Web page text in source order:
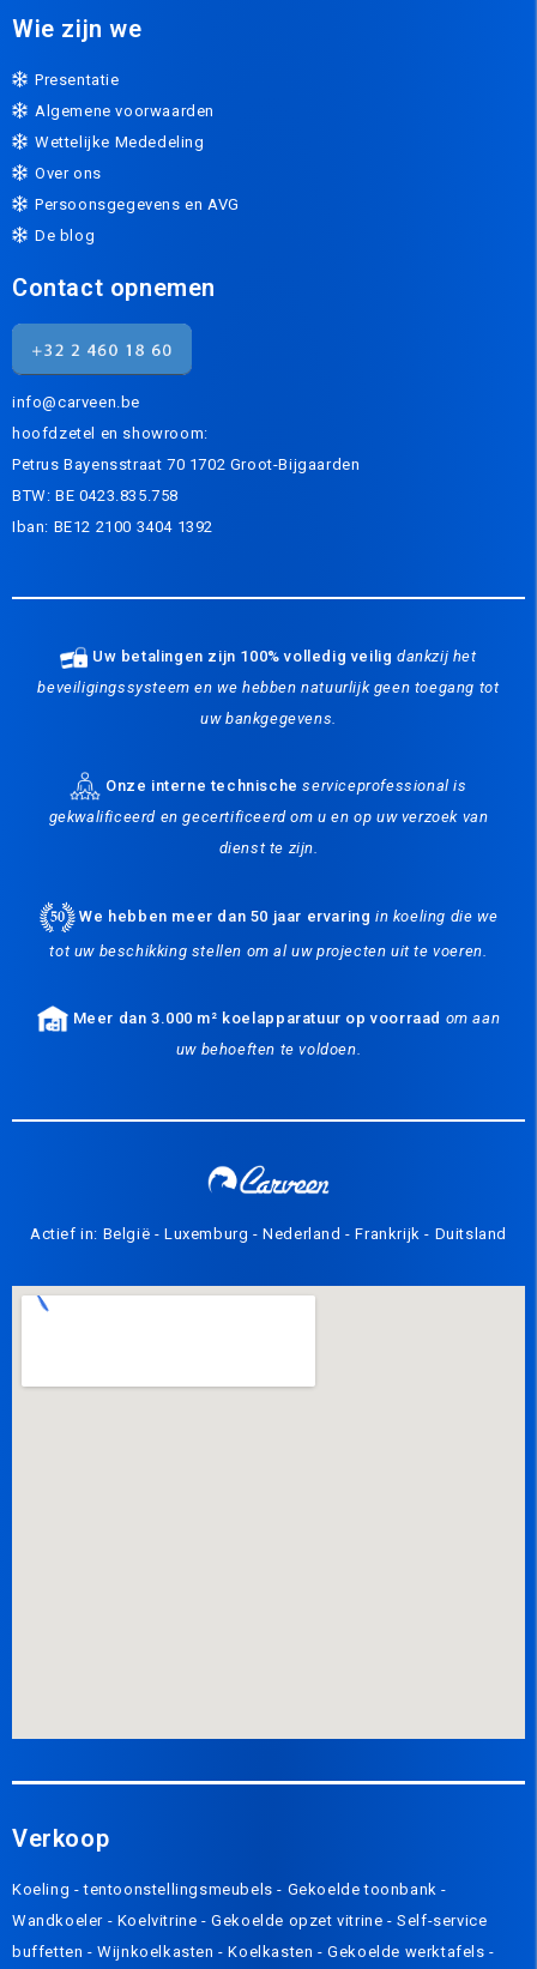
Wie zijn we
Presentatie
Algemene voorwaarden
Wettelijke Mededeling
Over ons
Persoonsgegevens en AVG
De blog
Contact opnemen
info@carveen.be
hoofdzetel en showroom:
Petrus Bayensstraat 70 1702 Groot-Bijgaarden
BTW: BE 0423.835.758
Iban: BE12 2100 3404 1392
Uw betalingen zijn 100% volledig veilig dankzij het
beveiligingssysteem en we hebben natuurlijk geen toegang tot
uw bankgegevens.
Onze interne technischeserviceprofessional is
gekwalificeerd en gecertificeerd om u en op uw verzoek van
dienst te zijn.
We hebben meer dan 50 jaar ervaring in koeling die we
tot uw beschikking stellen om al uw projecten uit te voeren.
Meer dan 3.000 m² koelapparatuur op voorraad om aan
uw behoeften te voldoen.
Actief in: België - Luxemburg - Nederland - Frankrijk - Duitsland
Verkoop
Koeling -tentoonstellingsmeubels- Gekoelde toonbank-
Wandkoeler - Koelvitrine-Gekoelde opzet vitrine-Self-service
buffetten -Wijnkoelkasten-Koelkasten-Gekoelde werktafels-